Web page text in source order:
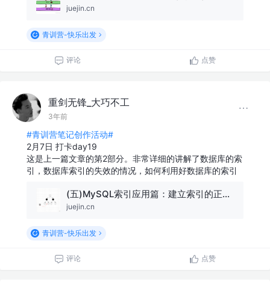
juejin.cn
青训营-快乐出发
评论 点赞
重剑无锋_大巧不工
3年前
#青训营笔记创作活动#
2月7日 打卡day19
这是上一篇文章的第2部分。非常详细的讲解了数据库的索
引，数据库索引的失效的情况，如何利用好数据库的索引
(五)MySQL索引应用篇：建立索引的正确姿势与使用索引的最佳指南！
juejin.cn
青训营-快乐出发
评论 点赞